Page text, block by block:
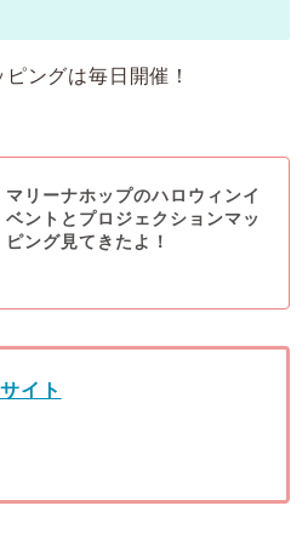
ングは毎日開催！
マリーナホップのハロウィンイ
ベントとプロジェクションマッ
ピング見てきたよ！
イト